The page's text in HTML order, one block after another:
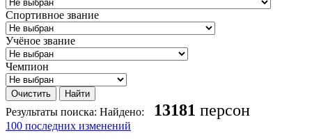
Спортивное звание
Учёное звание
Чемпион
Результаты поиска: Найдено: 13181 персон
100 последних изменений